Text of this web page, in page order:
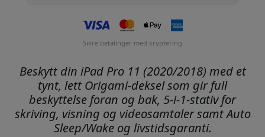
Sikre betalinger med kryptering
Beskytt din iPad Pro 11 (2020/2018) med et
tynt, lett Origami-deksel som gir full
beskyttelse foran og bak, 5-i-1-stativ for
skriving, visning og videosamtaler samt Auto
Sleep/Wake og livstidsgaranti.